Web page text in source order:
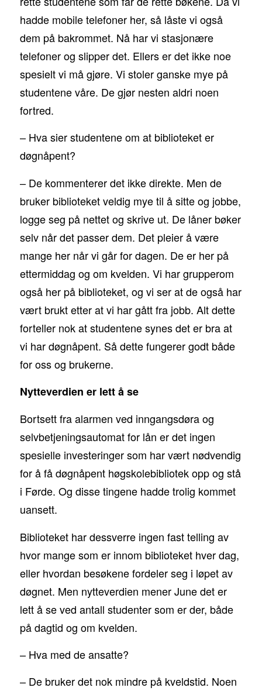
hadde mobile telefoner her, så låste vi også
dem på bakrommet. Nå har vi stasjonære
telefoner og slipper det. Ellers er det ikke noe
spesielt vi må gjøre. Vi stoler ganske mye på
studentene våre. De gjør nesten aldri noen
fortred.
– Hva sier studentene om at biblioteket er
døgnåpent?
– De kommenterer det ikke direkte. Men de
bruker biblioteket veldig mye til å sitte og jobbe,
logge seg på nettet og skrive ut. De låner bøker
selv når det passer dem. Det pleier å være
mange her når vi går for dagen. De er her på
ettermiddag og om kvelden. Vi har grupperom
også her på biblioteket, og vi ser at de også har
vært brukt etter at vi har gått fra jobb. Alt dette
forteller nok at studentene synes det er bra at
vi har døgnåpent. Så dette fungerer godt både
for oss og brukerne.
Nytteverdien er lett å se
Bortsett fra alarmen ved inngangsdøra og
selvbetjeningsautomat for lån er det ingen
spesielle investeringer som har vært nødvendig
for å få døgnåpent høgskolebibliotek opp og stå
i Førde. Og disse tingene hadde trolig kommet
uansett.
Biblioteket har dessverre ingen fast telling av
hvor mange som er innom biblioteket hver dag,
eller hvordan besøkene fordeler seg i løpet av
døgnet. Men nytteverdien mener June det er
lett å se ved antall studenter som er der, både
på dagtid og om kvelden.
– Hva med de ansatte?
– De bruker det nok mindre på kveldstid. Noen